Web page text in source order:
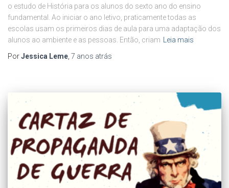
o estudo de História para os alunos do sexto ano do ensino
fundamental. Ao iniciar o ano letivo, praticamente todas as
escolas usam os primeiros dias de aula para uma adaptação dos
alunos ao ambiente e as pessoas. Então, criam Leia mais
PorJessica Leme, 7 anos atrás